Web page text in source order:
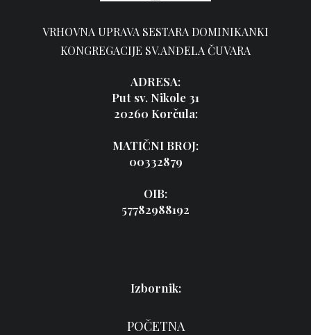
VRHOVNA UPRAVA SESTARA DOMINIKANKI
KONGREGACIJE SV.ANĐELA ČUVARA
ADRESA:
Put sv. Nikole 31
20260 Korčula:
MATIČNI BROJ:
00332879
OIB:
57782988192
Izbornik:
POČETNA